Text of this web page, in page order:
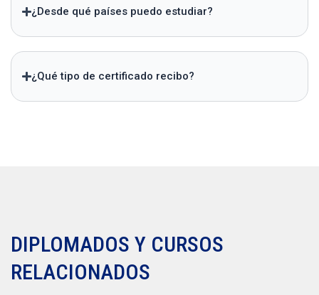
¿Desde qué países puedo estudiar?
¿Qué tipo de certificado recibo?
DIPLOMADOS Y CURSOS
RELACIONADOS